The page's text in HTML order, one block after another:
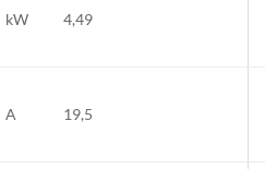
kW 4,49
A 19,5